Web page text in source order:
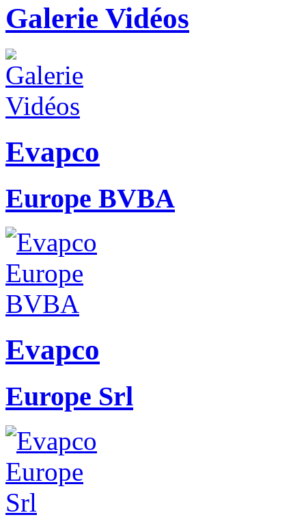
Galerie Vidéos
Evapco
Europe BVBA
Evapco
Europe Srl